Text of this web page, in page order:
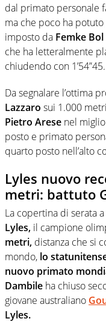
dal primato personale
ma che poco ha
imposto da Femke
che ha letteralmente
chiudendo con 1’54”45.
Da segnalare l’ottima
Lazzaro sui 1.000
Pietro Arese nel
posto e primato
quarto posto nell’alto
Lyles nuovo
metri: battuto
La copertina di serata
Lyles, il campione
metri, distanza che si
mondo, lo
nuovo primato
Dambile ha chiuso
giovane australiano
Lyles.